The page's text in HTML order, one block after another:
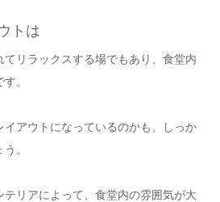
トは
リラックスする場でもあり、食堂内
。
イアウトになっているのかも、しっか
。
リアによって、食堂内の雰囲気が大